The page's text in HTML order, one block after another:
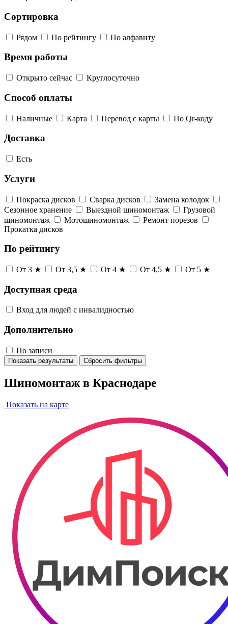
Сортировка
Рядом По рейтингу По алфавиту
Время работы
Открыто сейчас Круглосуточно
Способ оплаты
Наличные Карта Перевод с карты По Qr-коду
Доставка
Есть
Услуги
Покраска дисков Сварка дисков
Замена колодок
Сезонное хранение
Выездной шиномонтаж
Грузовой
шиномонтаж
Мотошиномонтаж
Ремонт порезов
Прокатка дисков
По рейтингу
От 3 ★ От 3,5 ★ От 4 ★ От 4,5 ★ От 5 ★
Доступная среда
Вход для людей с инвалидностью
Дополнительно
По записи
Показать результаты Сбросить фильтры
Шиномонтаж в Краснодаре
Показать на карте